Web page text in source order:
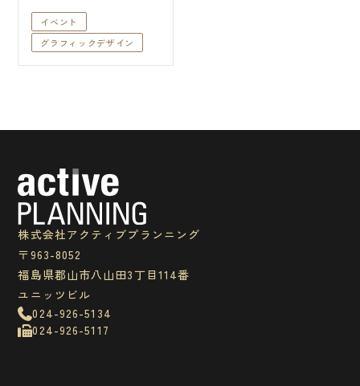
イベント
グラフィックデザイン
株式会社アクティブプランニング
〒963-8052
福島県郡山市八山田3丁目114番
ユニッツビル
024-926-5134
024-926-5117